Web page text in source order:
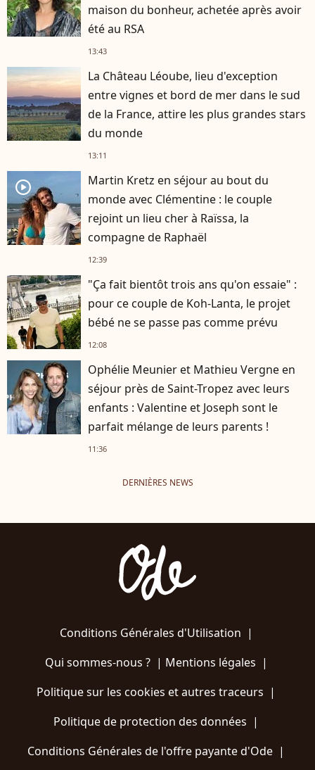
maison du bonheur, achetée après avoir
été au RSA
13:43
La Château Léoube, lieu d'exception
entre vignes et bord de mer dans le sud
de la France, attire les plus grandes stars
du monde
13:11
player2
Martin Kretz en séjour au bout du
monde avec Clémentine : le couple
rejoint un lieu cher à Raïssa, la
compagne de Raphaël
12:39
"Ça fait bientôt trois ans qu'on essaie" :
pour ce couple de Koh-Lanta, le projet
bébé ne se passe pas comme prévu
12:08
Ophélie Meunier et Mathieu Vergne en
séjour près de Saint-Tropez avec leurs
enfants : Valentine et Joseph sont le
parfait mélange de leurs parents !
11:36
DERNIÈRES NEWS
Conditions Générales d'Utilisation |
Qui sommes-nous ?| Mentions légales |
Politique sur les cookies et autres traceurs |
Politique de protection des données |
Conditions Générales de l'offre payante d'Ode |